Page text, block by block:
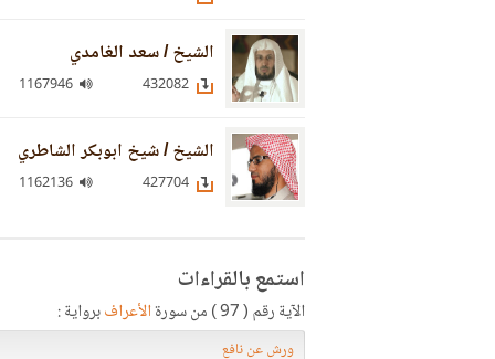
الشيخ / سعد الغامدي
الشيخ / شيخ ابوبكر الشاطري
استمع بالقراءات
الآية رقم ( 97 ) من سورة الأعرافبرواية :